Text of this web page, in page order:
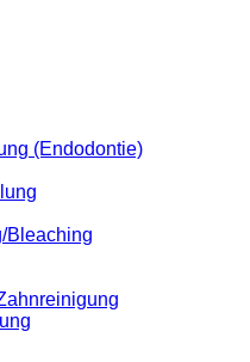
(Endodontie)
Bleaching